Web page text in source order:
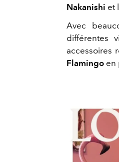
Nakanishi et
Avec
différentes
accessoires
Flamingo en